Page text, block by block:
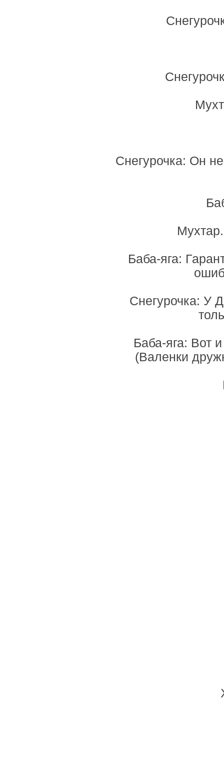
Снегурочка: Он
Баба-яга:
Снегурочка: У
Баба-яга: Вот
(Валенки